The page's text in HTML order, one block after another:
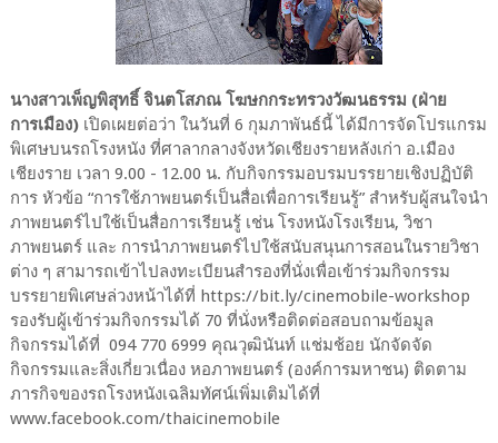
นางสาวเพ็ญพิสุทธิ์ จินตโสภณ โฆษกกระทรวงวัฒนธรรม (ฝ่าย
การเมือง) เปิดเผยต่อว่า ในวันที่ 6 กุมภาพันธ์นี้ ได้มีการจัดโปรแกรม
พิเศษบนรถโรงหนัง ที่ศาลากลางจังหวัดเชียงรายหลังเก่า อ.เมือง
เชียงราย เวลา 9.00 - 12.00 น. กับกิจกรรมอบรมบรรยายเชิงปฏิบัติ
การ หัวข้อ “การใช้ภาพยนตร์เป็นสื่อเพื่อการเรียนรู้” สำหรับผู้สนใจนำ
ภาพยนตร์ไปใช้เป็นสื่อการเรียนรู้ เช่น โรงหนังโรงเรียน, วิชา
ภาพยนตร์ และ การนำภาพยนตร์ไปใช้สนับสนุนการสอนในรายวิชา
ต่าง ๆ สามารถเข้าไปลงทะเบียนสำรองที่นั่งเพื่อเข้าร่วมกิจกรรม
บรรยายพิเศษล่วงหน้าได้ที่ https://bit.ly/cinemobile-workshop
รองรับผู้เข้าร่วมกิจกรรมได้ 70 ที่นั่งหรือติดต่อสอบถามข้อมูล
กิจกรรมได้ที่ 094 770 6999 คุณวุฒินันท์ แช่มช้อย นักจัดจัด
กิจกรรมและสิ่งเกี่ยวเนื่อง หอภาพยนตร์ (องค์การมหาชน) ติดตาม
ภารกิจของรถโรงหนังเฉลิมทัศน์เพิ่มเติมได้ที่
www.facebook.com/thaicinemobile